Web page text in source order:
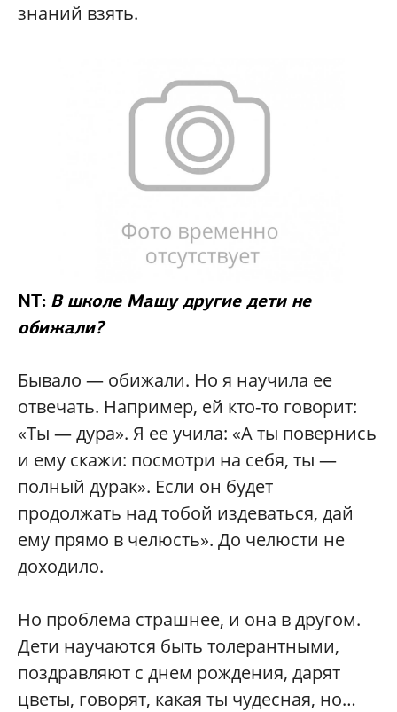
знаний взять.
NT: В школе Машу другие дети не
обижали?
Бывало — обижали. Но я научила ее
отвечать. Например, ей кто-то говорит:
«Ты — дура». Я ее учила: «А ты повернись
и ему скажи: посмотри на себя, ты —
полный дурак». Если он будет
продолжать над тобой издеваться, дай
ему прямо в челюсть». До челюсти не
доходило.
Но проблема страшнее, и она в другом.
Дети научаются быть толерантными,
поздравляют с днем рождения, дарят
цветы, говорят, какая ты чудесная, но…